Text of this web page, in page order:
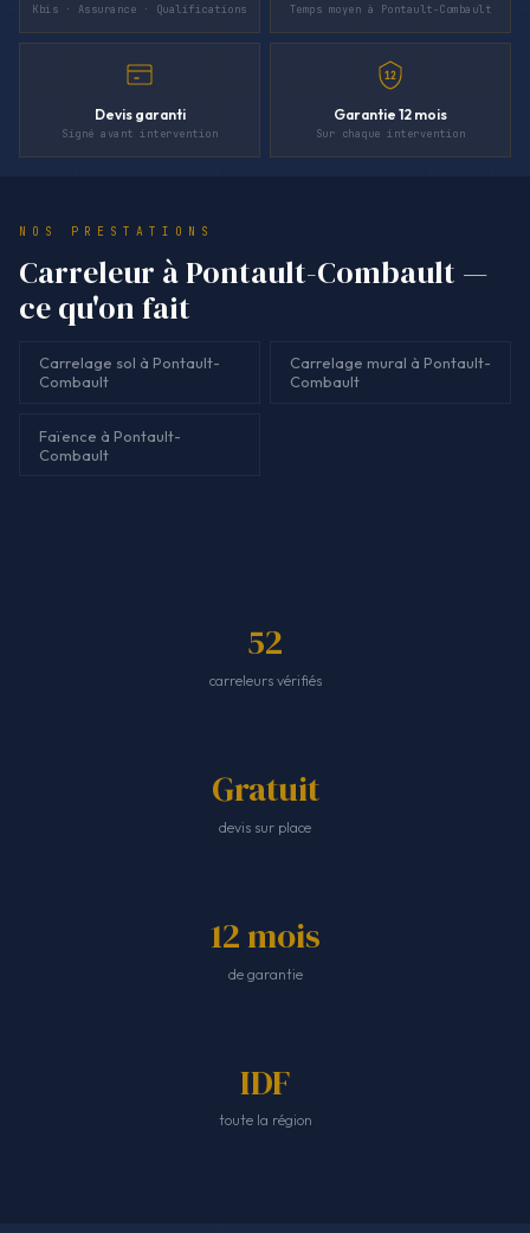
Kbis · Assurance · Qualifications Temps moyen à Pontault-Combault
Devis garanti
Signé avant intervention
12
Garantie 12 mois
Sur chaque intervention
NOS PRESTATIONS
Carreleur à Pontault-Combault —
ce qu'on fait
Carrelage sol à Pontault-
Combault
Carrelage mural à Pontault-
Combault
Faïence à Pontault-
Combault
52
carreleurs vérifiés
Gratuit
devis sur place
12 mois
de garantie
IDF
toute la région